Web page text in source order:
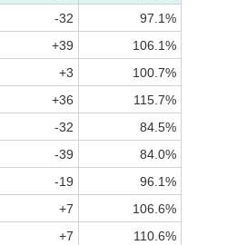
-32
97.1%
+39
106.1%
+3
100.7%
+36
115.7%
-32
84.5%
-39
84.0%
-19
96.1%
+7
106.6%
+7
110.6%